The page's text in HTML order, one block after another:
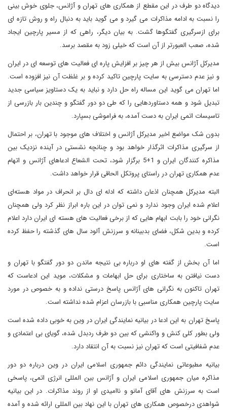
دیدگاه دو طرف در این مقطع از همکاری های تهران و آژانس، جلوی خوش بینی
را نسبت به ادامه مذاکرات می گیرد و می گوید باید به دنبال راه و روش تازه ای
برای ازسرگیری گفتگوها گشت. به بیان دیگر، راهی که از مسیر پارچین ایجاد
شده، صعب العبورتر از آن است که خیلی زود به مقصد برسد.
مدیرکل آژانس بیش از هر چیز بر افزایش پاره ای فعالیت های توسعه ای در ایران
و نیز عدم دسترسی به سایت پارچین تاکید کرده و بر غلظت آن نیز افزوده است.
اما تهران می گوید این مساله راه حل دارد و نباید به یک دستاویز سیاسی جدید
تبدیل شود و همه دستاوردهایی را که طی دو دور گفتگو و چندین بار بازرسی از
تاسیسات اتمی ایران به دست آمده، به فراموشی بسپارد.
بدون شک مواضع اخیر مدیرکل آژانس و اختلاف های موجود با تهران، بر احتمال
از سرگیری مذاکرات اثرگذار خواهد بود و چنانچه نشستی در آینده نزدیک بین
مذاکره کنندگان ایران و 1+5 برگزار شود، تحت الشعاع ادعاهای آژانس و اتهام
عدم همکاری تهران در راستای پروتکل الحاقی قرار خواهد داشت.
البته مدیرکل همچنان اذعان داشته که ادله ای دال بر انحراف در مواد هسته‌ای
اعلام شده ایران وجود ندارد و نمی توان در این باره ابراز نظر کرد ولی همچنان
نگرانی خود را بابت ابهام هایی که از برخی فعالیت های هسته ای ایران دارد اعلام
کرده و بدین شکل، فضای بدبینانه و سرزنش آلود سال های گذشته را حفظ کرده
است.
اما آن بخش از گفته های او درباره بی نتیجه ماندن دو دور گفتگو با تهران و
دست نیافتن به ساختاری برای حل ابهامات و مشکلات، موید این ادعاست که
تهران تاکنون به نگرانی های آژانس پاسخ درستی نداده و به خصوص در مورد
سایت پارچین همکاری مناسبی با بازرسان اعزام شده نداشته است.
پاسخ تهران به این ادعا در بیانیه نمایندگی ایران در وین به خوبی داده شده است
ولی بطور کلی کنش و واکنشی که بین دو طرف ردبدل شده، گویای بی اعتمادی و
عدم شفافیتی است که تهران نیز نسبت به آن انتقاد دارد.
بیانیه مطبوعاتی نمایندگی دائم جمهوری اسلامی ایران در وین درباره دو دور
مذاکره میان جمهوری اسلامی ایران و آژانس بین المللی انرژی اتمی، پاسخی
است به سرزنش های آقای آمانو و ناامیدی او از روند مذاکرات. در این بیانیه
شواهدی درخصوص همکاری های تهران با این نهاد بین المللی ارائه شده و آمده